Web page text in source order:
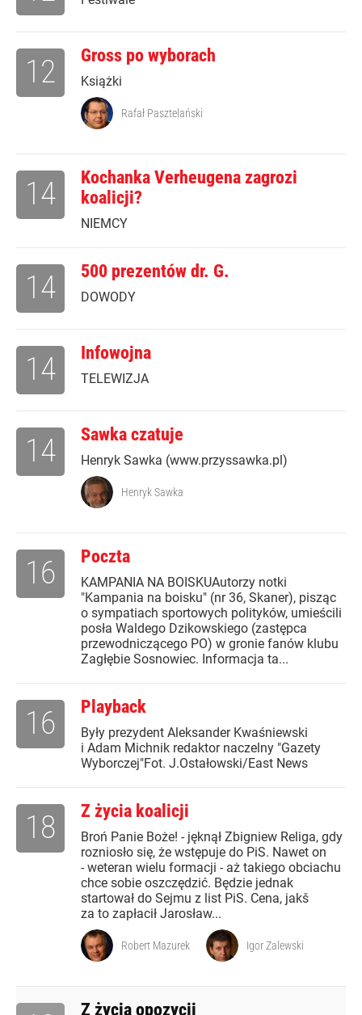
Gross po wyborach
Książki
12
Rafał Pasztelański
Kochanka Verheugena zagrozi
koalicji?
NIEMCY
14
500 prezentów dr. G.
DOWODY
14
Infowojna
TELEWIZJA
14
Sawka czatuje
Henryk Sawka (www.przyssawka.pl)
14
Henryk Sawka
Poczta
KAMPANIA NA BOISKUAutorzy notki
"Kampania na boisku" (nr 36, Skaner), pisząc
o sympatiach sportowych polityków, umieścili
posła Waldego Dzikowskiego (zastępca
przewodniczącego PO) w gronie fanów klubu
Zagłębie Sosnowiec. Informacja ta...
16
Playback
Były prezydent Aleksander Kwaśniewski
i Adam Michnik redaktor naczelny "Gazety
Wyborczej"Fot. J.Ostałowski/East News
16
Z życia koalicji
Broń Panie Boże! - jęknął Zbigniew Religa, gdy
rozniosło się, że wstępuje do PiS. Nawet on
- weteran wielu formacji - aż takiego obciachu
chce sobie oszczędzić. Będzie jednak
startował do Sejmu z list PiS. Cena, jakš
za to zapłacił Jarosław...
18
Robert Mazurek Igor Zalewski
Z życia opozycji